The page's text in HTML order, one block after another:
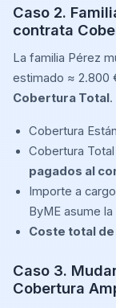
Caso 2.
contrata
La familia Pérez
estimado ≈ 2.800
Cobertura Total.
Cobertura
Cobertura
pagados al
Importe a
ByME asume
Coste total
Caso 3.
Cobertura